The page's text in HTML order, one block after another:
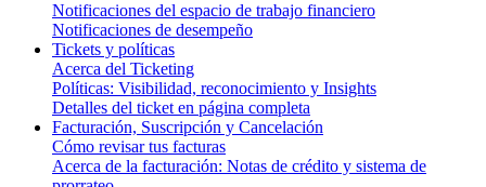
Notificaciones del espacio de trabajo financiero
Notificaciones de desempeño
Tickets y políticas
Acerca del Ticketing
Políticas: Visibilidad, reconocimiento y Insights
Detalles del ticket en página completa
Facturación, Suscripción y Cancelación
Cómo revisar tus facturas
Acerca de la facturación: Notas de crédito y sistema de